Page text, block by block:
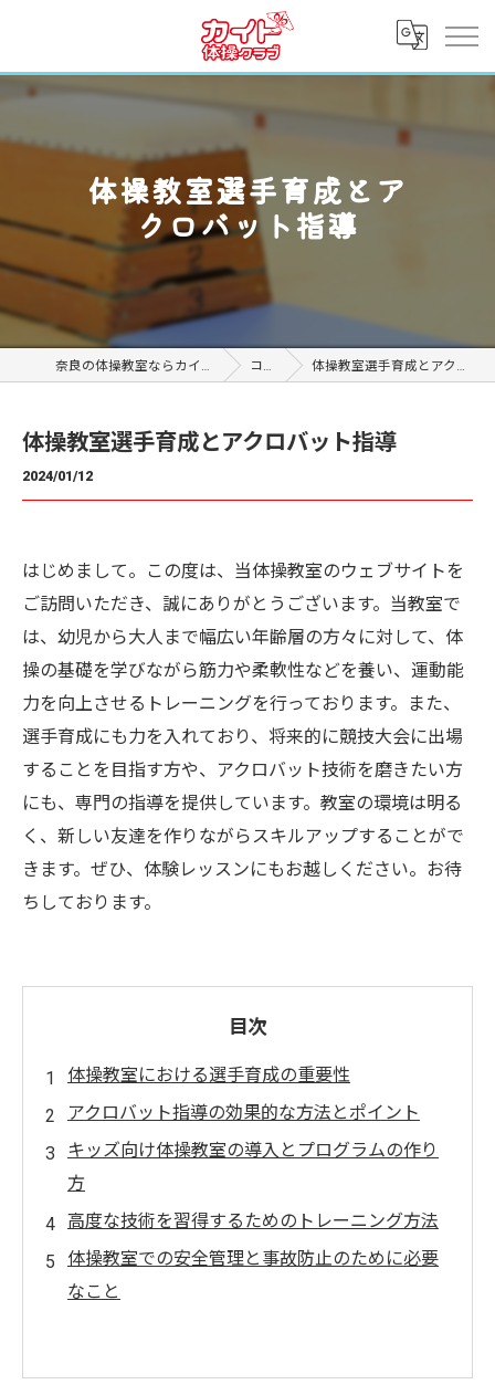
体操教室選手育成とア
クロバット指導
奈良の体操教室ならカイト体操クラブ コラム 体操教室選手育成とアクロバット指導
体操教室選手育成とアクロバット指導
2024/01/12
はじめまして。この度は、当体操教室のウェブサイトを
ご訪問いただき、誠にありがとうございます。当教室で
は、幼児から大人まで幅広い年齢層の方々に対して、体
操の基礎を学びながら筋力や柔軟性などを養い、運動能
力を向上させるトレーニングを行っております。また、
選手育成にも力を入れており、将来的に競技大会に出場
することを目指す方や、アクロバット技術を磨きたい方
にも、専門の指導を提供しています。教室の環境は明る
く、新しい友達を作りながらスキルアップすることがで
きます。ぜひ、体験レッスンにもお越しください。お待
ちしております。
目次
体操教室における選手育成の重要性
アクロバット指導の効果的な方法とポイント
キッズ向け体操教室の導入とプログラムの作り
方
高度な技術を習得するためのトレーニング方法
体操教室での安全管理と事故防止のために必要
なこと